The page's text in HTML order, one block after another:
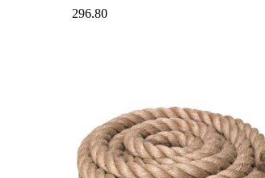
296.80